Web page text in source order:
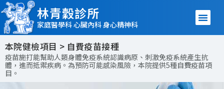
林青穀診所
家庭醫學科 心臟內科 身心精神科
本院健檢項目 > 自費疫苗接種
疫苗施打能幫助人類身體免疫系統認識病原、刺激免疫系統產生抗
體，進而抵禦疾病。為預防可能感染風險，本院提供5種自費疫苗項
目。